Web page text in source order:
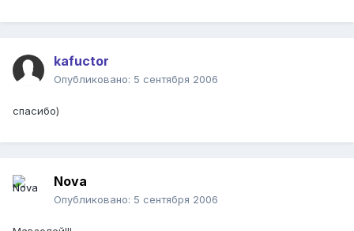
kafuctor
Опубликовано: 5 сентября 2006
спасибо)
Nova
Опубликовано: 5 сентября 2006